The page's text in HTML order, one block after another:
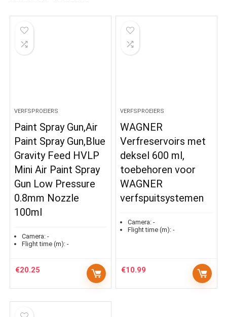
VERFSPROEIERS
Paint Spray Gun,Air
Paint Spray Gun,Blue
Gravity Feed HVLP
Mini Air Paint Spray
Gun Low Pressure
0.8mm Nozzle
100ml
Camera: -
Flight time (m): -
€20.25
VERFSPROEIERS
WAGNER
Verfreservoirs met
deksel 600 ml,
toebehoren voor
WAGNER
verfspuitsystemen
Camera: -
Flight time (m): -
€10.99